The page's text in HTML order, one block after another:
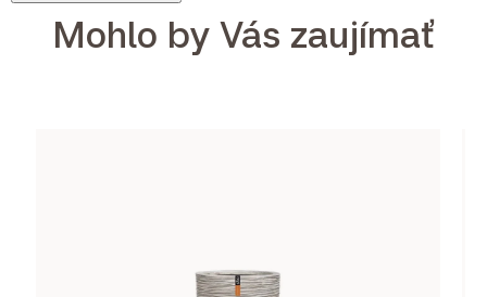
Mohlo by Vás zaujímať